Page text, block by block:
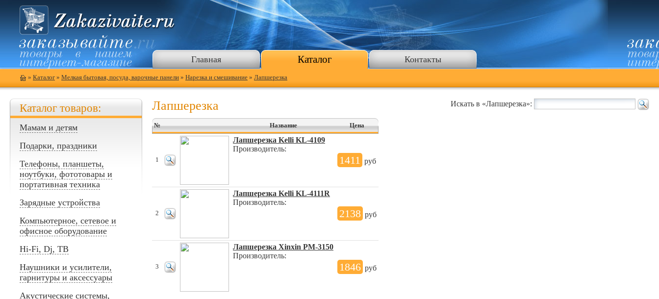
Главная Каталог Контакты
» Каталог » Мелкая бытовая, посуда, варочные панели » Нарезка и смешивание » Лапшерезка
Каталог товаров:
Мамам и детям
Подарки, праздники
Телефоны, планшеты,
ноутбуки, фототовары и
портативная техника
Зарядные устройства
Компьютерное, сетевое и
офисное оборудование
Hi-Fi, Dj, ТВ
Наушники и усилители,
гарнитуры и аксессуары
Акустические системы,
Искать в «Лапшерезка»:
Лапшерезка
№ Название Цена
1
Лапшерезка Kelli KL-4109
Производитель:
1411 руб
2
Лапшерезка Kelli KL-4111R
Производитель:
2138 руб
3
Лапшерезка Xinxin PM-3150
Производитель:
1846 руб